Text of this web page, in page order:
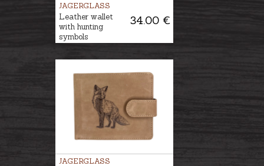
JAGERGLASS
34.00 €
Leather wallet
with hunting
symbols
JAGERGLASS